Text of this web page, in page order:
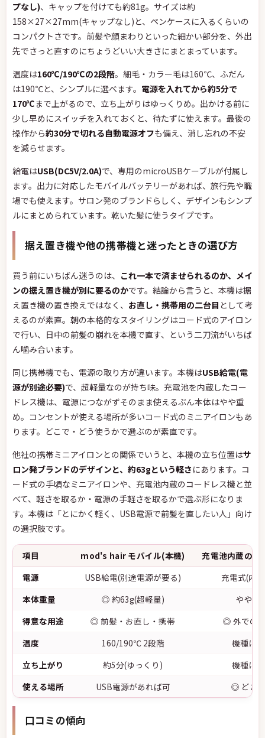
プなし)、キャップを付けても約81g。サイズは約
158×27×27mm(キャップなし)と、ペンケースに入るくらいの
コンパクトさです。前髪や顔まわりといった細かい部分を、外出
先でさっと直すのにちょうどいい大きさにまとまっています。
温度は160℃/190℃の2段階。細毛・カラー毛は160℃、ふだん
は190℃と、シンプルに選べます。 電源を入れてから約5分で
170℃まで上がるので、立ち上がりはゆっくりめ。出かける前に
少し早めにスイッチを入れておくと、待たずに使えます。最後の
操作から約30分で切れる自動電源オフも備え、消し忘れの不安
を減らせます。
給電はUSB(DC5V/2.0A)で、専用のmicroUSBケーブルが付属し
ます。出力に対応したモバイルバッテリーがあれば、旅行先や職
場でも使えます。サロン発のブランドらしく、デザインもシンプ
ルにまとめられています。乾いた髪に使うタイプです。
据え置き機や他の携帯機と迷ったときの選び方
買う前にいちばん迷うのは、 これ一本で済ませられるのか、メイ
ンの据え置き機が別に要るのかです。結論から言うと、本機は据
え置き機の置き換えではなく、 お直し・携帯用の二台目 として考
えるのが素直。朝の本格的なスタイリングはコード式のアイロン
で行い、日中の前髪の崩れを本機で直す、という二刀流がいちば
ん噛み合います。
同じ携帯機でも、電源の取り方が違います。本機はUSB給電(電
源が別途必要)で、超軽量なのが持ち味。充電池を内蔵したコー
ドレス機は、電源につながずそのまま使えるぶん本体はやや重
め。コンセントが使える場所が多いコード式のミニアイロンもあ
ります。どこで・どう使うかで選ぶのが素直です。
他社の携帯ミニアイロンとの関係でいうと、本機の立ち位置はサ
ロン発ブランドのデザインと、約63gという軽さ にあります。コ
ード式の手頃なミニアイロンや、充電池内蔵のコードレス機と並
べて、軽さを取るか・電源の手軽さを取るかで選ぶ形になりま
す。本機は「とにかく軽く、USB電源で前髪を直したい人」向け
の選択肢です。
項目 mod's hair モバイル(本機)
充電池内蔵のコ
電源
USB給電(別途電源が要る)
充電式(内
本体重量
◎ 約63g(超軽量)
やや重
得意な用途
◎ 前髪・お直し・携帯
◎ 外での
温度
160/190℃ 2段階
機種に
立ち上がり
約5分(ゆっくり)
機種に
使える場所
USB電源があれば可 ◎ どこ
口コミの傾向